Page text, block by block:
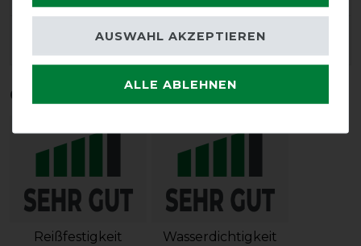
Wasch- und Pflegehinweis
Qualitätsstufen
Reißfestigkeit Wasserdichtigkeit
ALLE ABLEHNEN
AUSWAHL AKZEPTIEREN